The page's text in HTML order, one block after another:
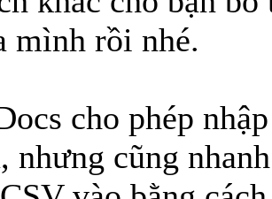
mình rồi nhé.
cho phép
nhưng cũng